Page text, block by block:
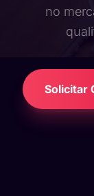
no
Solicitar